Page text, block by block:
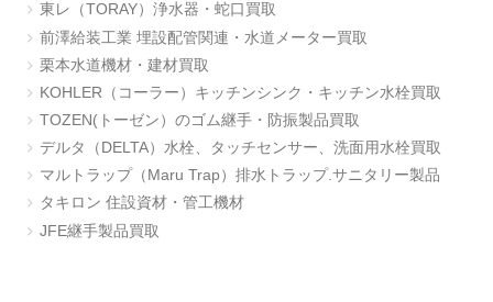
東レ（TORAY）浄水器・蛇口買取
前澤給装工業 埋設配管関連・水道メーター買取
栗本水道機材・建材買取
KOHLER（コーラー）キッチンシンク・キッチン水栓買取
TOZEN(トーゼン）のゴム継手・防振製品買取
デルタ（DELTA）水栓、タッチセンサー、洗面用水栓買取
マルトラップ（Maru Trap）排水トラップ.サニタリー製品
タキロン 住設資材・管工機材
JFE継手製品買取